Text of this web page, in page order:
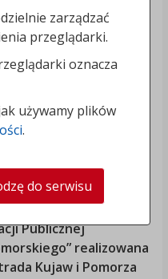
Regionalnego
Publicznej
” realizowana
Kujaw i Pomorza
zarządzać
przeglądarki.
oznacza
używamy plików
.
do serwisu